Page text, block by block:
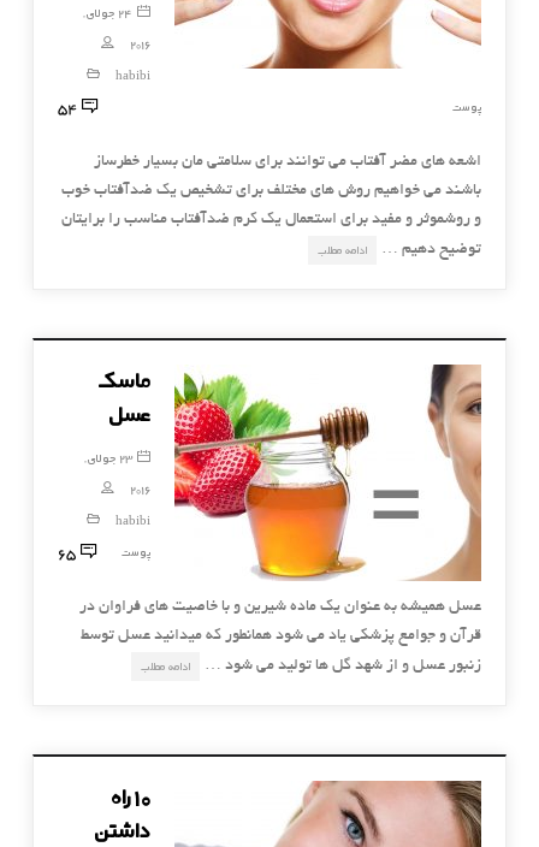
24 جولای,
2016
habibi
پوست
54
اشعه های مضر آفتاب می توانند برای سلامتی مان بسیار خطرساز
باشند می خواهیم روش های مختلف برای تشخیص یک ضدآفتاب خوب
و روشموثر و مفید برای استعمال یک کرم ضدآفتاب مناسب را برایتان
توضیح دهیم …
ادامه مطلب
ماسک
عسل
23 جولای,
2016
habibi
پوست
65
عسل همیشه به عنوان یک ماده شیرین و با خاصیت های فراوان در
قرآن و جوامع پزشکی یاد می شود همانطور که میدانید عسل توسط
زنبور عسل و از شهد گل ها تولید می شود …
ادامه مطلب
۱۰ راه
داشتن